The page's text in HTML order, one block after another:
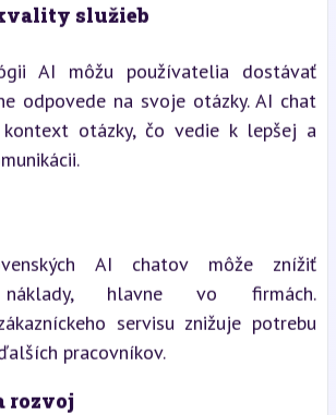
služieb
AI môžu používatelia dostávať
odpovede na svoje otázky. AI chat
otázky, čo vedie k lepšej a
AI chatov môže znížiť
náklady, hlavne vo firmách.
servisu znižuje potrebu
pracovníkov.
rozvoj